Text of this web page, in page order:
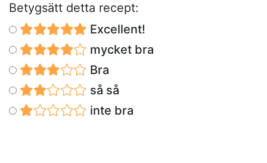
Betygsätt detta recept:
Excellent!
mycket bra
Bra
så så
inte bra